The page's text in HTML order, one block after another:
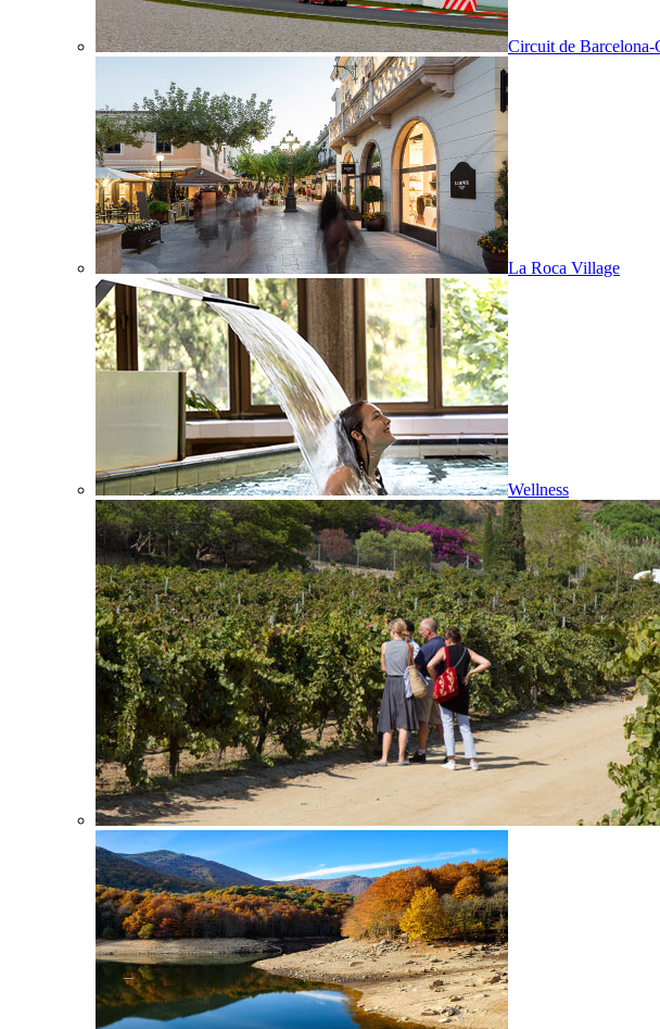
Circuit de Barcelona-
La Roca Village
Wellness